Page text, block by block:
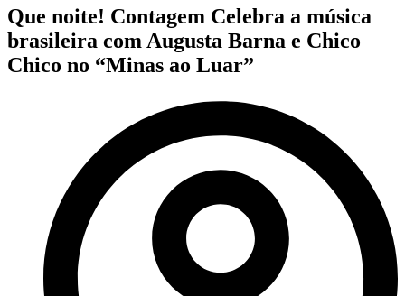
Que noite! Contagem Celebra a música
brasileira com Augusta Barna e Chico
Chico no “Minas ao Luar”